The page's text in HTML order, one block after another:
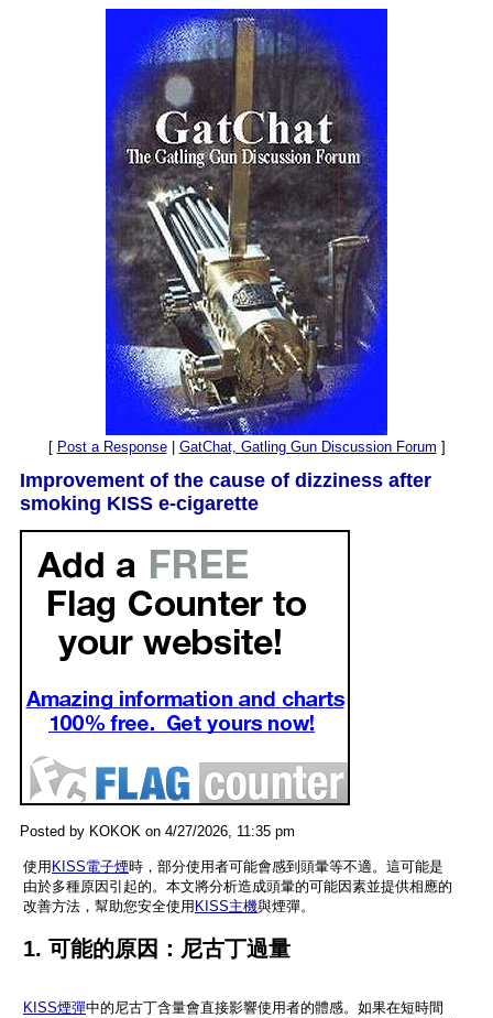
[ Post a Response| GatChat, Gatling Gun Discussion Forum ]
Improvement of the cause of dizziness after
smoking KISS e-cigarette
Posted by KOKOK on 4/27/2026, 11:35 pm
使用 KISS電子煙時，部分使用者可能會感到頭暈等不適。這可能是
由於多種原因引起的。本文將分析造成頭暈的可能因素並提供相應的
改善方法，幫助您安全使用 KISS主機與煙彈。
1. 可能的原因：尼古丁過量
KISS煙彈中的尼古丁含量會直接影響使用者的體感。如果在短時間